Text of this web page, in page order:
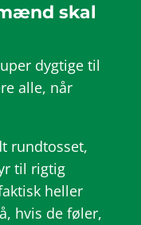
skal
dygtige til
alle, når
rundtosset,
til rigtig
heller
hvis de føler,